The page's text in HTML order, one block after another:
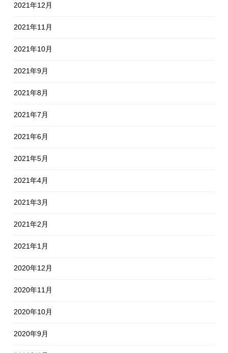
2021年12月
2021年11月
2021年10月
2021年9月
2021年8月
2021年7月
2021年6月
2021年5月
2021年4月
2021年3月
2021年2月
2021年1月
2020年12月
2020年11月
2020年10月
2020年9月